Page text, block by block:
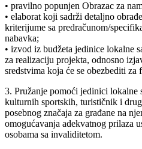
• pravilno popunjen Obrazac za
• elaborat koji sadrži detaljno
kriterijume sa predračunom/
nabavka;
• izvod iz budžeta jedinice lokalne
za realizaciju projekta, odnosno
sredstvima koja će se obezbediti za
3. Pružanje pomoći jedinici lokalne
kulturnih sportskih, turističnik i
posebnog značaja za građane na
omogućavanja adekvatnog prilaza
osobama sa invaliditetom.